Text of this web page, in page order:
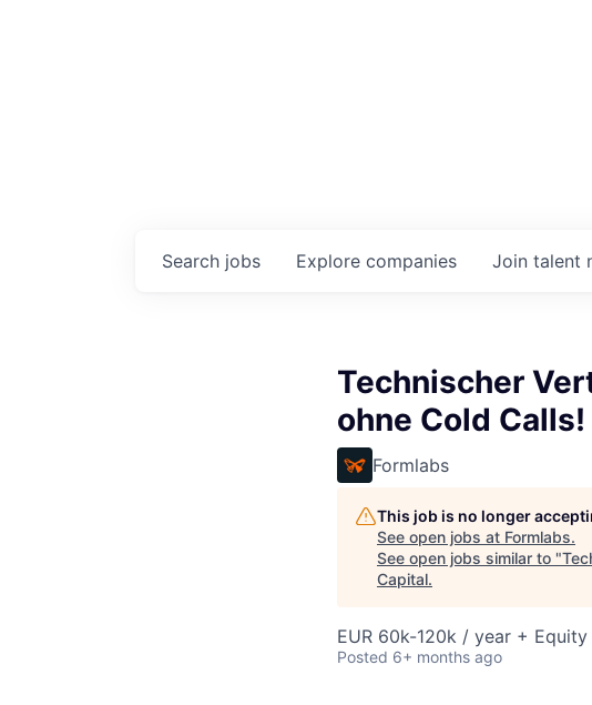
Search jobs Explore companies Join talent
Technischer
ohne Cold Calls!
Formlabs
This job is no longer
See open jobs at Formlabs.
See open jobs similar to "
Capital.
EUR 60k-120k / year + Equity
Posted 6+ months ago